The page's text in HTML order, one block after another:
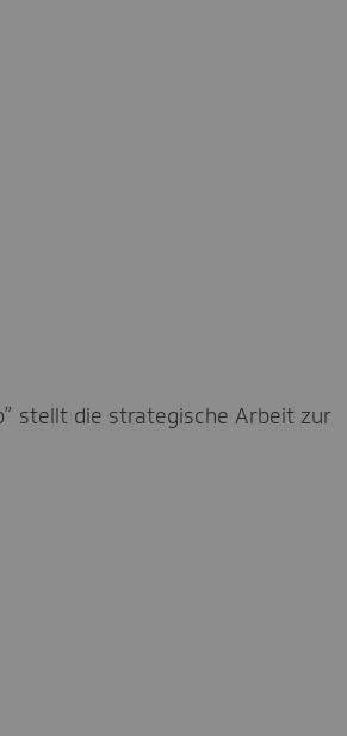
stellt die strategische Arbeit zur